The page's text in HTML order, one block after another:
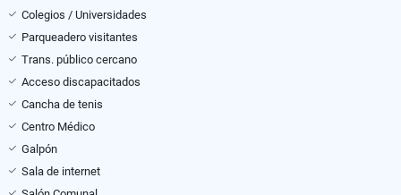
Colegios / Universidades
Parqueadero visitantes
Trans. público cercano
Acceso discapacitados
Cancha de tenis
Centro Médico
Galpón
Sala de internet